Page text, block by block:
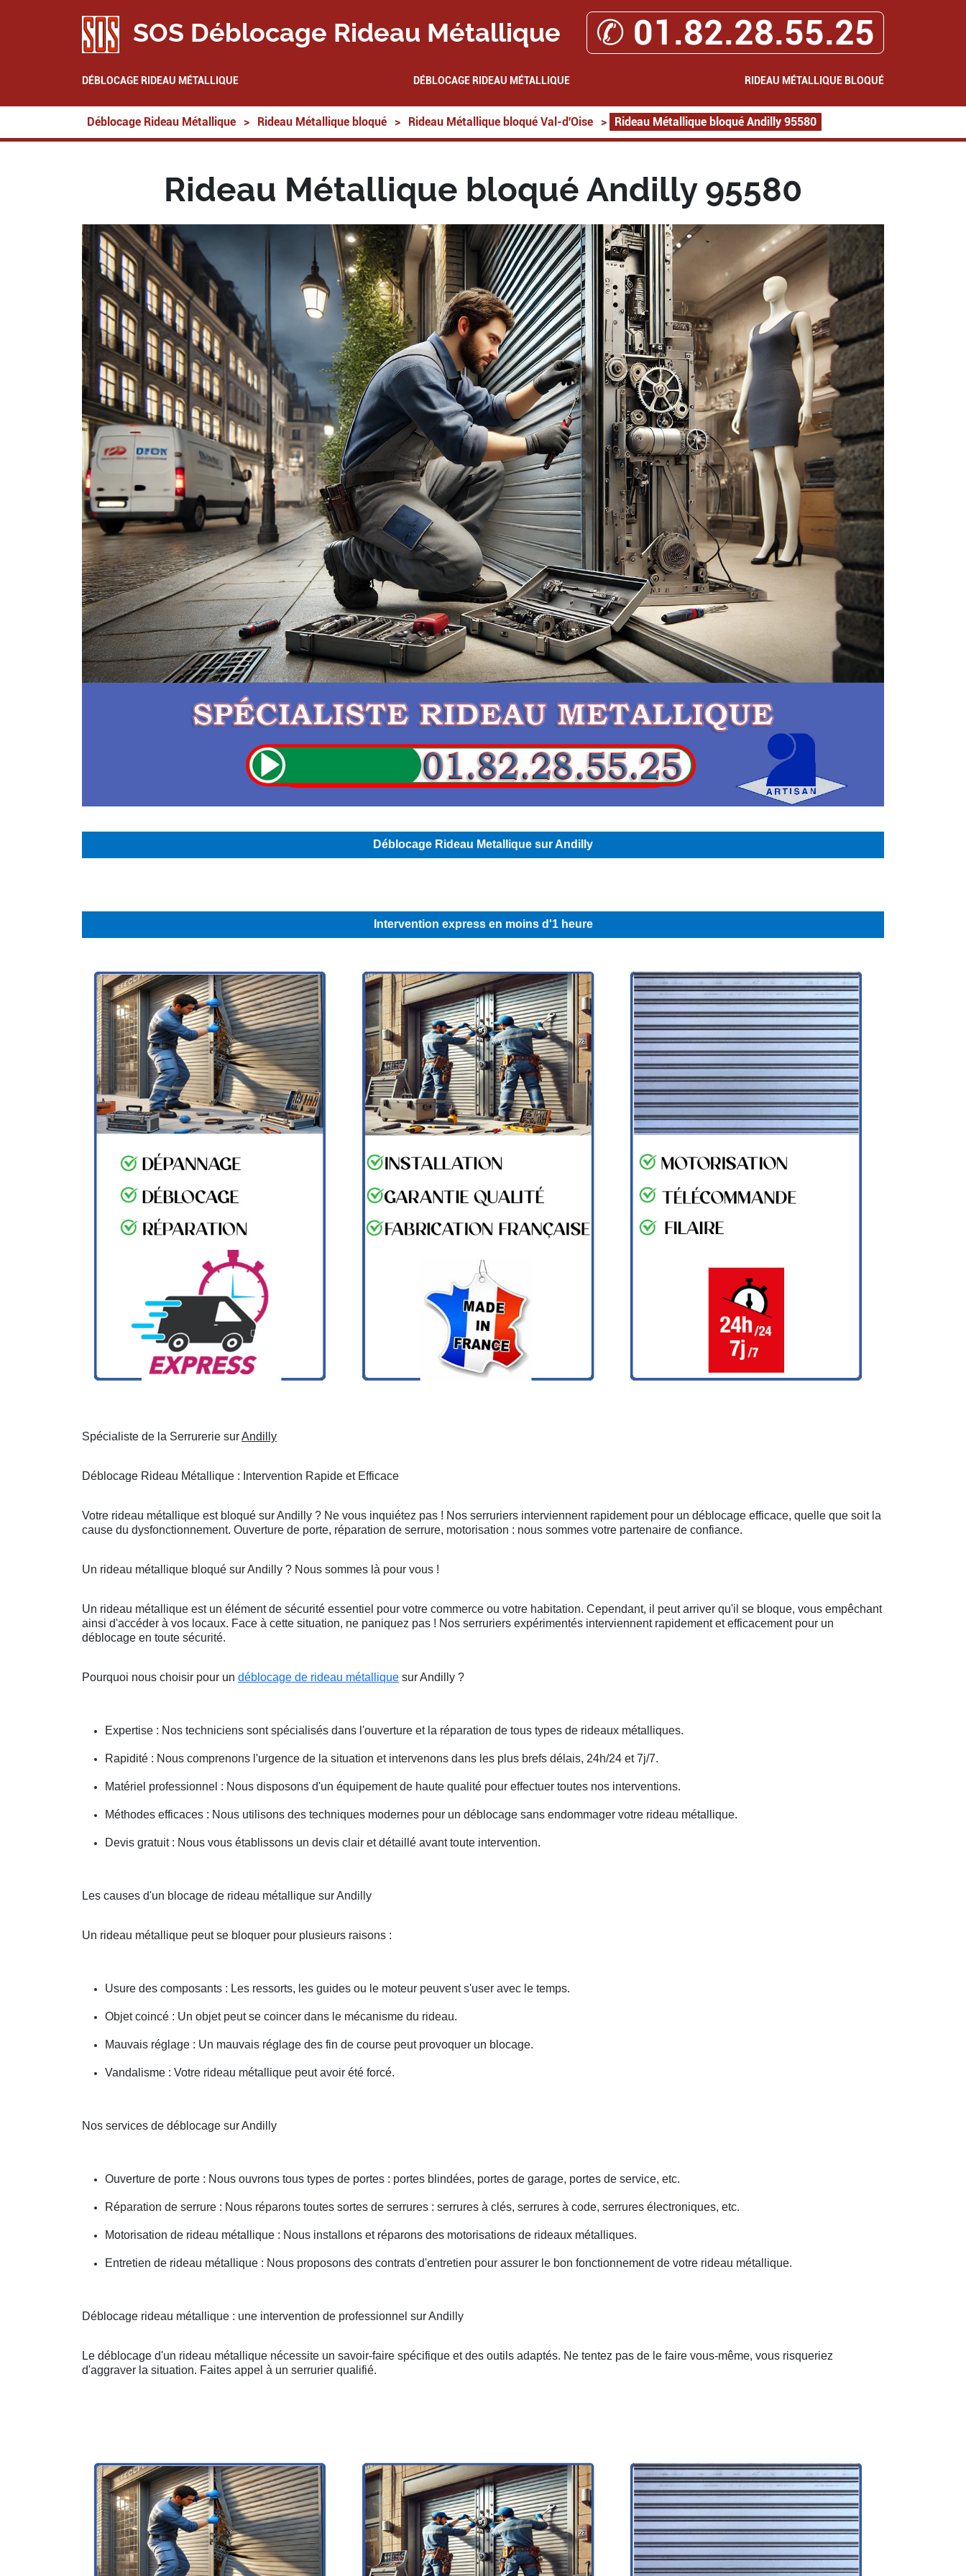
SOS Déblocage Rideau Métallique ✆ 01.82.28.55.25
DÉBLOCAGE RIDEAU MÉTALLIQUE DÉBLOCAGE RIDEAU MÉTALLIQUE RIDEAU MÉTALLIQUE BLOQUÉ
Déblocage Rideau Métallique > Rideau Métallique bloqué > Rideau Métallique bloqué Val-d'Oise > Rideau Métallique bloqué Andilly 95580
Rideau Métallique bloqué Andilly 95580
Déblocage Rideau Metallique sur Andilly
Intervention express en moins d'1 heure
Spécialiste de la Serrurerie surAndilly
Déblocage Rideau Métallique : Intervention Rapide et Efficace
Votre rideau métallique est bloqué sur Andilly ? Ne vous inquiétez pas ! Nos serruriers interviennent rapidement pour un déblocage efficace, quelle que soit la
cause du dysfonctionnement. Ouverture de porte, réparation de serrure, motorisation : nous sommes votre partenaire de confiance.
Un rideau métallique bloqué sur Andilly ? Nous sommes là pour vous !
Un rideau métallique est un élément de sécurité essentiel pour votre commerce ou votre habitation. Cependant, il peut arriver qu'il se bloque, vous empêchant
ainsi d'accéder à vos locaux. Face à cette situation, ne paniquez pas ! Nos serruriers expérimentés interviennent rapidement et efficacement pour un
déblocage en toute sécurité.
Pourquoi nous choisir pour un déblocage de rideau métallique sur Andilly ?
Expertise : Nos techniciens sont spécialisés dans l'ouverture et la réparation de tous types de rideaux métalliques.
Rapidité : Nous comprenons l'urgence de la situation et intervenons dans les plus brefs délais, 24h/24 et 7j/7.
Matériel professionnel : Nous disposons d'un équipement de haute qualité pour effectuer toutes nos interventions.
Méthodes efficaces : Nous utilisons des techniques modernes pour un déblocage sans endommager votre rideau métallique.
Devis gratuit : Nous vous établissons un devis clair et détaillé avant toute intervention.
Les causes d'un blocage de rideau métallique sur Andilly
Un rideau métallique peut se bloquer pour plusieurs raisons :
Usure des composants : Les ressorts, les guides ou le moteur peuvent s'user avec le temps.
Objet coincé : Un objet peut se coincer dans le mécanisme du rideau.
Mauvais réglage : Un mauvais réglage des fin de course peut provoquer un blocage.
Vandalisme : Votre rideau métallique peut avoir été forcé.
Nos services de déblocage sur Andilly
Ouverture de porte : Nous ouvrons tous types de portes : portes blindées, portes de garage, portes de service, etc.
Réparation de serrure : Nous réparons toutes sortes de serrures : serrures à clés, serrures à code, serrures électroniques, etc.
Motorisation de rideau métallique : Nous installons et réparons des motorisations de rideaux métalliques.
Entretien de rideau métallique : Nous proposons des contrats d'entretien pour assurer le bon fonctionnement de votre rideau métallique.
Déblocage rideau métallique : une intervention de professionnel sur Andilly
Le déblocage d'un rideau métallique nécessite un savoir-faire spécifique et des outils adaptés. Ne tentez pas de le faire vous-même, vous risqueriez
d'aggraver la situation. Faites appel à un serrurier qualifié.